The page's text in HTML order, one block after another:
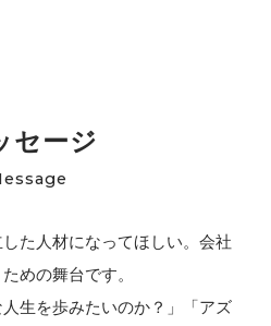
セージ
た人材になってほしい。会社
めの舞台です。
生を歩みたいのか？」
「アズ